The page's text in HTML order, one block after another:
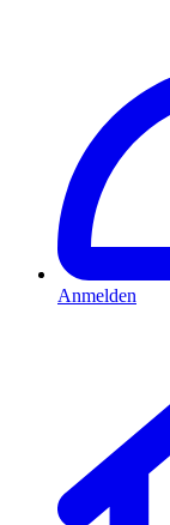
Anmelden